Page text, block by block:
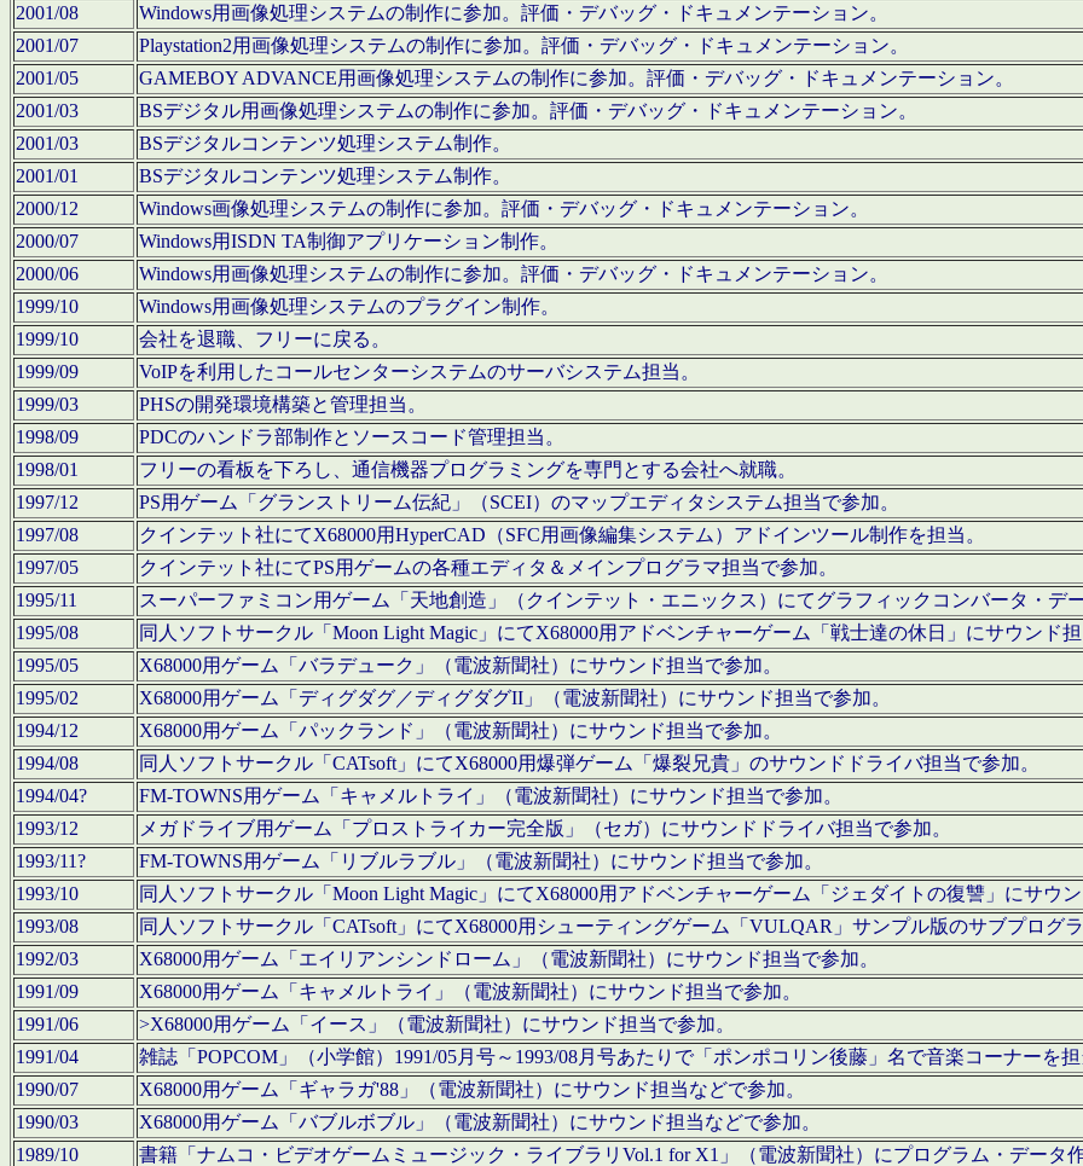
2001/08
Windows用画像処理システムの制作に参加。評価・デバッグ・ドキュメンテーション。
2001/07
Playstation2用画像処理システムの制作に参加。評価・デバッグ・ドキュメンテーション。
2001/05
GAMEBOY ADVANCE用画像処理システムの制作に参加。評価・デバッグ・ドキュメンテーション。
2001/03
BSデジタル用画像処理システムの制作に参加。評価・デバッグ・ドキュメンテーション。
2001/03
BSデジタルコンテンツ処理システム制作。
2001/01
BSデジタルコンテンツ処理システム制作。
2000/12
Windows画像処理システムの制作に参加。評価・デバッグ・ドキュメンテーション。
2000/07
Windows用ISDN TA制御アプリケーション制作。
2000/06
Windows用画像処理システムの制作に参加。評価・デバッグ・ドキュメンテーション。
1999/10
Windows用画像処理システムのプラグイン制作。
1999/10
会社を退職、フリーに戻る。
1999/09
VoIPを利用したコールセンターシステムのサーバシステム担当。
1999/03
PHSの開発環境構築と管理担当。
1998/09
PDCのハンドラ部制作とソースコード管理担当。
1998/01
フリーの看板を下ろし、通信機器プログラミングを専門とする会社へ就職。
1997/12
PS用ゲーム「グランストリーム伝紀」（SCEI）のマップエディタシステム担当で参加。
1997/08
クインテット社にてX68000用HyperCAD（SFC用画像編集システム）アドインツール制作を担当。
1997/05
クインテット社にてPS用ゲームの各種エディタ＆メインプログラマ担当で参加。
1995/11
スーパーファミコン用ゲーム「天地創造」（クインテット・エニックス）にてグラフィックコンバータ・デ
1995/08
同人ソフトサークル「Moon Light Magic」にてX68000用アドベンチャーゲーム「戦士達の休日」にサウンド
1995/05
X68000用ゲーム「バラデューク」（電波新聞社）にサウンド担当で参加。
1995/02
X68000用ゲーム「ディグダグ／ディグダグII」（電波新聞社）にサウンド担当で参加。
1994/12
X68000用ゲーム「パックランド」（電波新聞社）にサウンド担当で参加。
1994/08
同人ソフトサークル「CATsoft」にてX68000用爆弾ゲーム「爆裂兄貴」のサウンドドライバ担当で参加。
1994/04?
FM-TOWNS用ゲーム「キャメルトライ」（電波新聞社）にサウンド担当で参加。
1993/12
メガドライブ用ゲーム「プロストライカー完全版」（セガ）にサウンドドライバ担当で参加。
1993/11?
FM-TOWNS用ゲーム「リブルラブル」（電波新聞社）にサウンド担当で参加。
1993/10
同人ソフトサークル「Moon Light Magic」にてX68000用アドベンチャーゲーム「ジェダイトの復讐」にサウ
1993/08
同人ソフトサークル「CATsoft」にてX68000用シューティングゲーム「VULQAR」サンプル版のサブプログ
1992/03
X68000用ゲーム「エイリアンシンドローム」（電波新聞社）にサウンド担当で参加。
1991/09
X68000用ゲーム「キャメルトライ」（電波新聞社）にサウンド担当で参加。
1991/06
>X68000用ゲーム「イース」（電波新聞社）にサウンド担当で参加。
1991/04
雑誌「POPCOM」（小学館）1991/05月号～1993/08月号あたりで「ポンポコリン後藤」名で音楽コーナーを
1990/07
X68000用ゲーム「ギャラガ'88」（電波新聞社）にサウンド担当などで参加。
1990/03
X68000用ゲーム「バブルボブル」（電波新聞社）にサウンド担当などで参加。
1989/10
書籍「ナムコ・ビデオゲームミュージック・ライブラリVol.1 for X1」（電波新聞社）にプログラム・データ